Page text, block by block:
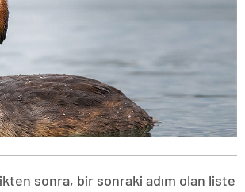
sonra, bir sonraki adım olan liste